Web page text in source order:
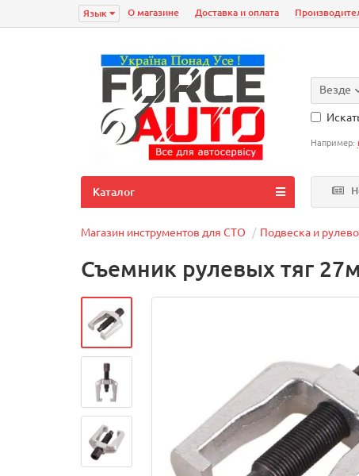
Язык О магазине Доставка и оплата
Везде
Например:
Каталог
Магазин инструментов для СТО Подвеска и
Съемник рулевых тяг